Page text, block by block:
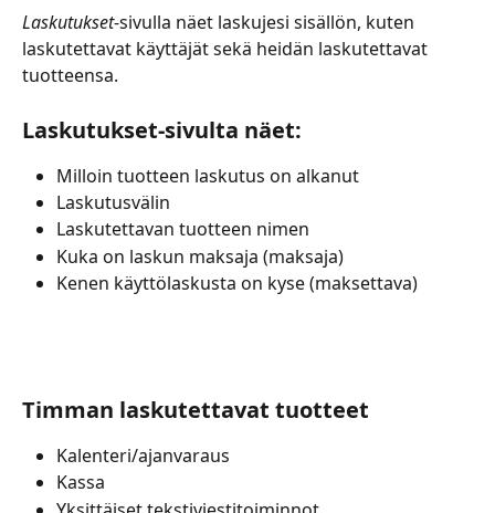
Laskutukset-sivulla näet laskujesi sisällön, kuten
laskutettavat käyttäjät sekä heidän laskutettavat
tuotteensa.
Laskutukset-sivulta näet:
Milloin tuotteen laskutus on alkanut
Laskutusvälin
Laskutettavan tuotteen nimen
Kuka on laskun maksaja (maksaja)
Kenen käyttölaskusta on kyse (maksettava)
Timman laskutettavat tuotteet
Kalenteri/ajanvaraus
Kassa